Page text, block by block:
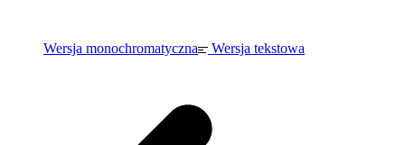
Wersja monochromatyczna Wersja tekstowa